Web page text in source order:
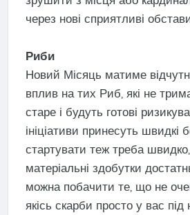
через нові сприятливі
Риби
Новий Місяць матиме
вплив на тих Риб, які не
старе і будуть готові
ініціативи принесуть швидкі
стартувати теж треба
матеріальні здобутки
можна побачити те, що не
якісь скарби просто у вас